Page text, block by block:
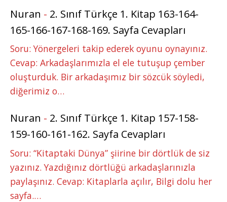
Nuran - 2. Sınıf Türkçe 1. Kitap 163-164-
165-166-167-168-169. Sayfa Cevapları
Soru: Yönergeleri takip ederek oyunu oynayınız.
Cevap: Arkadaşlarımızla el ele tutuşup çember
oluşturduk. Bir arkadaşımız bir sözcük söyledi,
diğerimiz o…
Nuran - 2. Sınıf Türkçe 1. Kitap 157-158-
159-160-161-162. Sayfa Cevapları
Soru: “Kitaptaki Dünya” şiirine bir dörtlük de siz
yazınız. Yazdığınız dörtlüğü arkadaşlarınızla
paylaşınız. Cevap: Kitaplarla açılır, Bilgi dolu her
sayfa.…